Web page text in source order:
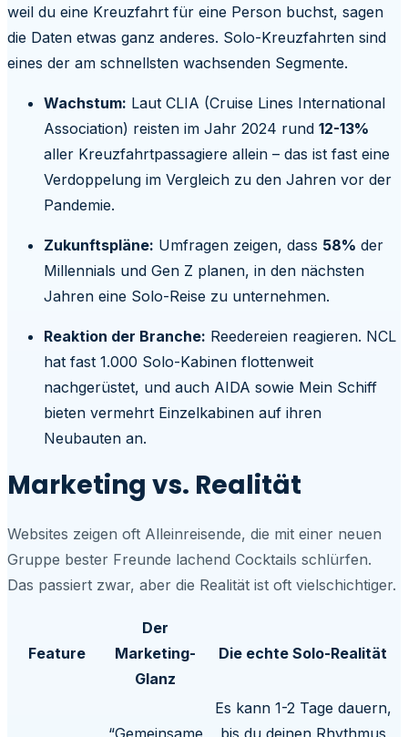
weil du eine Kreuzfahrt für eine Person buchst, sagen
die Daten etwas ganz anderes. Solo-Kreuzfahrten sind
eines der am schnellsten wachsenden Segmente.
Wachstum: Laut CLIA (Cruise Lines International
Association) reisten im Jahr 2024 rund 12-13%
aller Kreuzfahrtpassagiere allein – das ist fast eine
Verdoppelung im Vergleich zu den Jahren vor der
Pandemie.
Zukunftspläne: Umfragen zeigen, dass 58% der
Millennials und Gen Z planen, in den nächsten
Jahren eine Solo-Reise zu unternehmen.
Reaktion der Branche: Reedereien reagieren. NCL
hat fast 1.000 Solo-Kabinen flottenweit
nachgerüstet, und auch AIDA sowie Mein Schiff
bieten vermehrt Einzelkabinen auf ihren
Neubauten an.
Marketing vs. Realität
Websites zeigen oft Alleinreisende, die mit einer neuen
Gruppe bester Freunde lachend Cocktails schlürfen.
Das passiert zwar, aber die Realität ist oft vielschichtiger.
Feature
Der
Marketing-
Glanz
Die echte Solo-Realität
“Gemeinsame
Es kann 1-2 Tage dauern,
bis du deinen Rhythmus